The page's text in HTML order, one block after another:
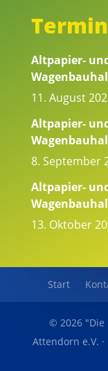
Altpapier-
11. August
Altpapier-
8. September
Altpapier-
13. Oktober
Start
© 2026 "Die
Attendorn e.V.